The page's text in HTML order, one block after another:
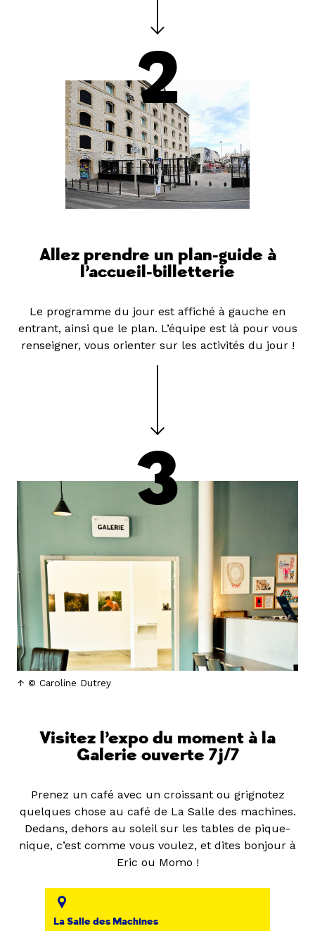
2
Allez prendre un plan-guide à
l’accueil-billetterie
Le programme du jour est affiché à gauche en
entrant, ainsi que le plan. L’équipe est là pour vous
renseigner, vous orienter sur les activités du jour !
3
© Caroline Dutrey
Visitez l’expo du moment à la
Galerie ouverte 7j/7
Prenez un café avec un croissant ou grignotez
quelques chose au café de La Salle des machines.
Dedans, dehors au soleil sur les tables de pique-
nique, c’est comme vous voulez, et dites bonjour à
Eric ou Momo !
La Salle des Machines